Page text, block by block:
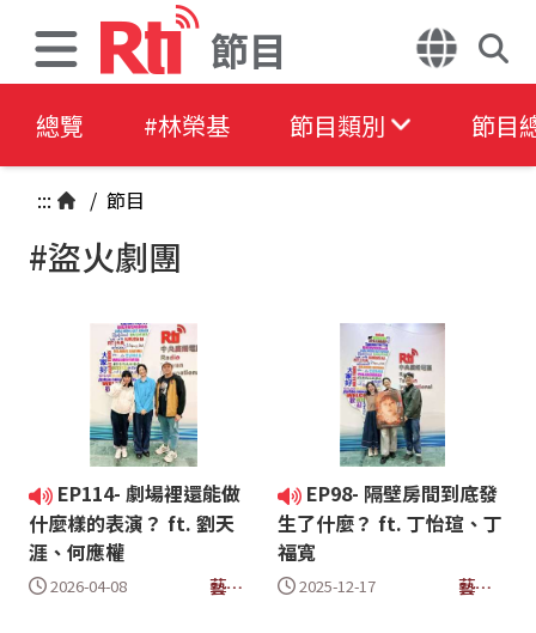
節目
總覽 #林榮基 節目類別 節目
::: / 節目
#盜火劇團
EP114- 劇場裡還能做
什麼樣的表演？ ft. 劉天
涯、何應權
2026-04-08
藝所
EP98- 隔壁房間到底發
生了什麼？ ft. 丁怡瑄、丁
福寬
2025-12-17
藝所